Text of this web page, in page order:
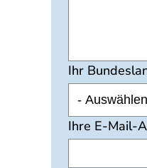
Ihr
Ihre E-Mail-